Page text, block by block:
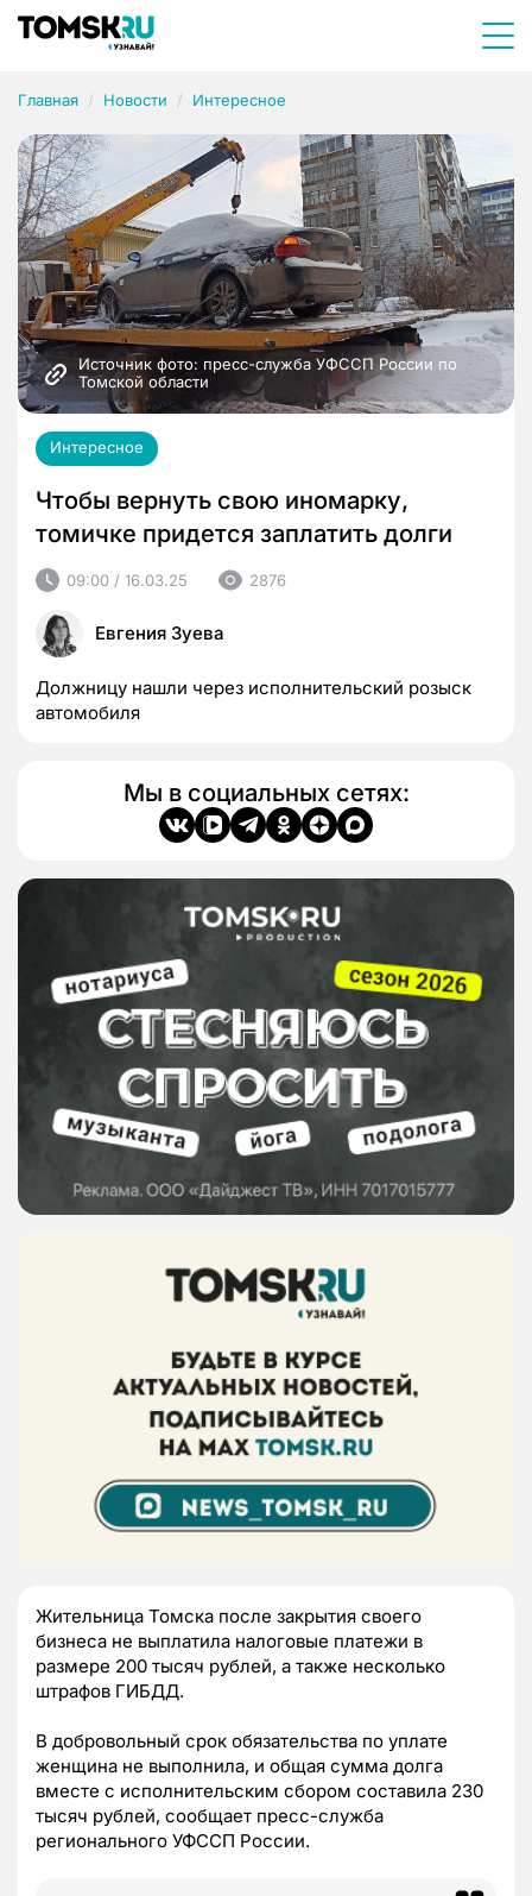
Главная Новости Интересное
Источник фото: пресс-служба УФССП России по
Томской области
Интересное
Чтобы вернуть свою иномарку,
томичке придется заплатить долги
09:00 / 16.03.25 2876
Евгения Зуева
Должницу нашли через исполнительский розыск
автомобиля
Мы в социальных сетях:
Жительница Томска после закрытия своего
бизнеса не выплатила налоговые платежи в
размере 200 тысяч рублей, а также несколько
штрафов ГИБДД.
В добровольный срок обязательства по уплате
женщина не выполнила, и общая сумма долга
вместе с исполнительским сбором составила 230
тысяч рублей, сообщает пресс-служба
регионального УФССП России.